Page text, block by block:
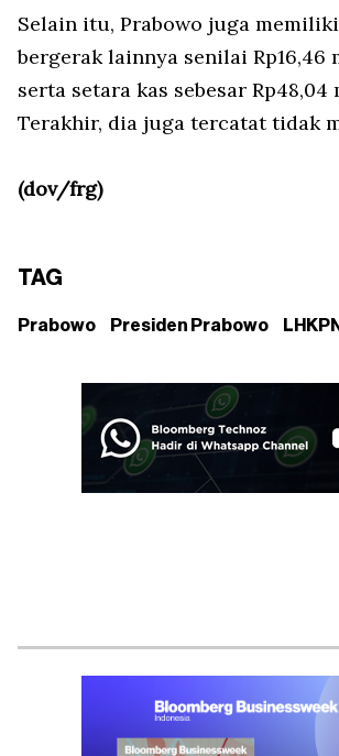
Selain itu, Prabowo juga
bergerak lainnya senilai Rp16,46
serta setara kas sebesar Rp48,04
Terakhir, dia juga tercatat tidak
(dov/frg)
TAG
Prabowo Presiden Prabowo LHKPN